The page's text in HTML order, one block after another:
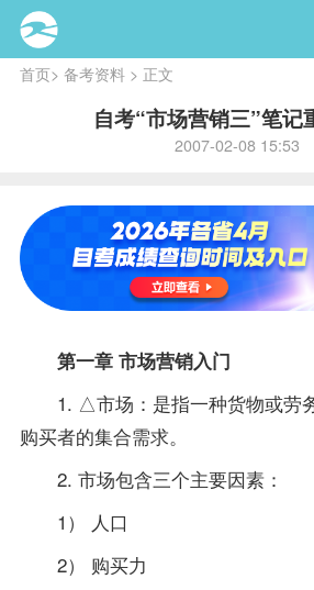
首页> 备考资料> 正文
自考“市场营销三”笔记
2007-02-08 15:53
第一章 市场营销入门
1. △市场：是指一种货物或劳
购买者的集合需求。
2. 市场包含三个主要因素：
1） 人口
2） 购买力